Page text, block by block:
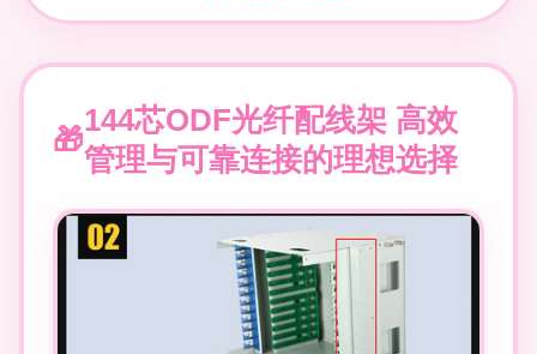
144芯ODF光纤配线架 高效
管理与可靠连接的理想选择